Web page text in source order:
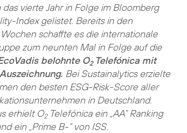
vierte Jahr in Folge im Bloomberg
Index gelistet. Bereits in den
schaffte es die internationale
zum neunten Mal in Folge auf die
belohnte O2Telefónica mit
Bei Sustainalytics erzielte
den besten ESG-Risk-Score aller
in Deutschland.
erhielt O2Telefónica ein „AA“ Ranking
ein „Prime B-“ von ISS.